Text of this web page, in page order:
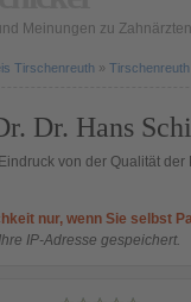
Meinungen zu
Tirschenreuth » Tirschenreuth
Dr. Hans
von der Qualität
nur, wenn Sie selbst
IP-Adresse gespeichert.